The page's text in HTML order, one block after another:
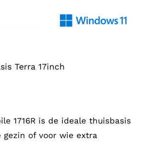
Terra 17inch
1716R is de ideale thuisbasis
gezin of voor wie extra